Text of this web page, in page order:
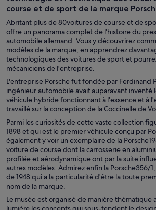
course et de sport de la marque
Abritant plus de 80voitures de course et de
offre un panorama complet de l'histoire du
automobile allemand. Vous y découvrirez
modèles de la marque, en apprendrez
technologiques des voitures de sport et
mécaniciens de l'entreprise.
L'entreprise Porsche fut fondée par Ferdinand
ingénieur automobile avait auparavant inventé
véhicule hybride fonctionnant à l'essence et à
travaillé sur la conception de la Coccinelle de
Parmi les curiosités de cette vaste collection
1898 et qui est le premier véhicule conçu par
également y voir un exemplaire de la
voiture de course dont la carrosserie en
profilée et aérodynamique ont par la suite
autres modèles. Admirez enfin la Porsche356/
de 1948 qui a la particularité d'être la toute
nom de la marque.
Le musée est organisé de manière thématique